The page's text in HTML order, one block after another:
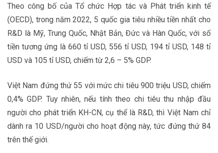
Theo công bố của Tổ chức Hợp tác và Phát triển kinh tế
(OECD), trong năm 2022, 5 quốc gia tiêu nhiều tiền nhất cho
R&D là Mỹ, Trung Quốc, Nhật Bản, Đức và Hàn Quốc, với số
tiền tương ứng là 660 tỉ USD, 556 tỉ USD, 194 tỉ USD, 148 tỉ
USD và 105 tỉ USD, chiếm từ 2,6 – 5% GDP.
Việt Nam đứng thứ 55 với mức chi tiêu 900 triệu USD, chiếm
0,4% GDP. Tuy nhiên, nếu tính theo chi tiêu thu nhập đầu
người cho phát triển KH-CN, cụ thể là R&D, thì Việt Nam chỉ
dành ra 10 USD/người cho hoạt động này, tức đứng thứ 84
trên thế giới.